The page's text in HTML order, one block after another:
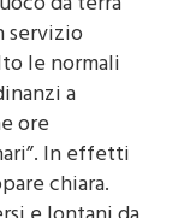
le normali
a
ore
In effetti
chiara.
e lontani da